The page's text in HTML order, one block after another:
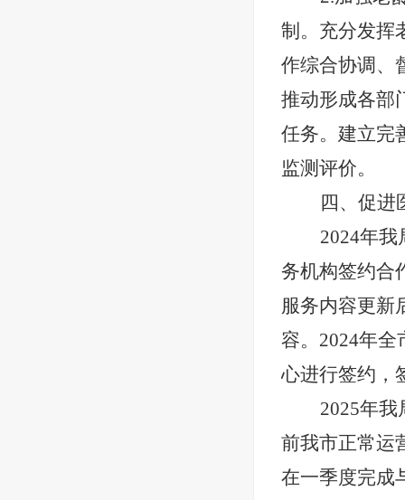
制。充分发挥
作综合协调、
推动形成各部
任务。建立完
监测评价。
四、促进
2024年
务机构签约合
服务内容更新
容。 2024年全
心进行签约，
2025年
前我市正常运
在一季度完成